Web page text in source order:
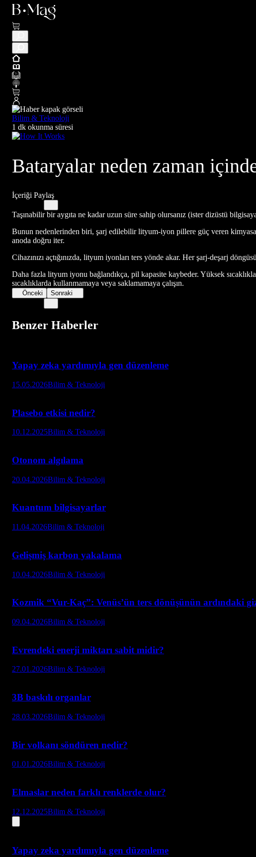
Bilim & Teknoloji
1 dk okunma süresi
Bataryalar neden zaman
İçeriği Paylaş
Taşınabilir bir aygıta ne kadar uzun süre sahip olursanız (ister dizüstü
Bunun nedenlerinden biri, şarj edilebilir lityum-iyon pillere güç veren
anoda doğru iter.
Cihazınızı açtığınızda, lityum iyonları ters yönde akar. Her şarj-deşarj
Daha fazla lityum iyonu bağlandıkça, pil kapasite kaybeder. Yüksek
sıcaklıklarda kullanmamaya veya saklamamaya çalışın.
Önceki Sonraki
Benzer Haberler
Yapay zeka yardımıyla gen düzenleme
15.05.2026Bilim & Teknoloji
Plasebo etkisi nedir?
10.12.2025Bilim & Teknoloji
Otonom algılama
20.04.2026Bilim & Teknoloji
Kuantum bilgisayarlar
11.04.2026Bilim & Teknoloji
Gelişmiş karbon yakalama
10.04.2026Bilim & Teknoloji
Kozmik “Vur-Kaç”: Venüs’ün ters dönüşünün ardındaki
09.04.2026Bilim & Teknoloji
Evrendeki enerji miktarı sabit midir?
27.01.2026Bilim & Teknoloji
3B baskılı organlar
28.03.2026Bilim & Teknoloji
Bir volkanı söndüren nedir?
01.01.2026Bilim & Teknoloji
Elmaslar neden farklı renklerde olur?
12.12.2025Bilim & Teknoloji
Yapay zeka yardımıyla gen düzenleme